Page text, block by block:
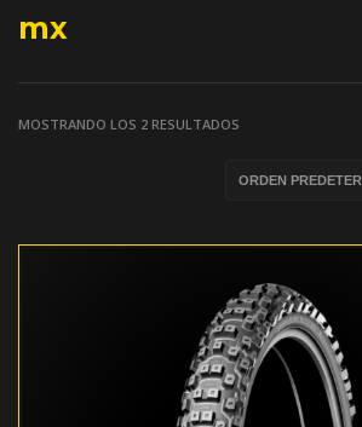
mx
MOSTRANDO LOS 2 RESULTADOS